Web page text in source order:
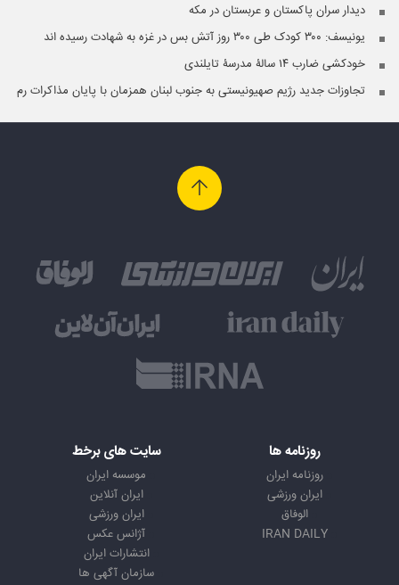
دیدار سران پاکستان و عربستان در مکه
یونیسف: ۳۰۰ کودک طی ۳۰۰ روز آتش بس در غزه به شهادت رسیده اند
خودکشی ضارب ۱۴ سالۀ مدرسۀ تایلندی
تجاوزات جدید رژیم صهیونیستی به جنوب لبنان همزمان با پایان مذاکرات رم
روزنامه ها
روزنامه ایران
ایران ورزشی
الوفاق
IRAN DAILY
سایت های برخط
موسسه ایران
ایران آنلاین
ایران ورزشی
آژانس عکس
انتشارات ایران
سازمان آگهی ها